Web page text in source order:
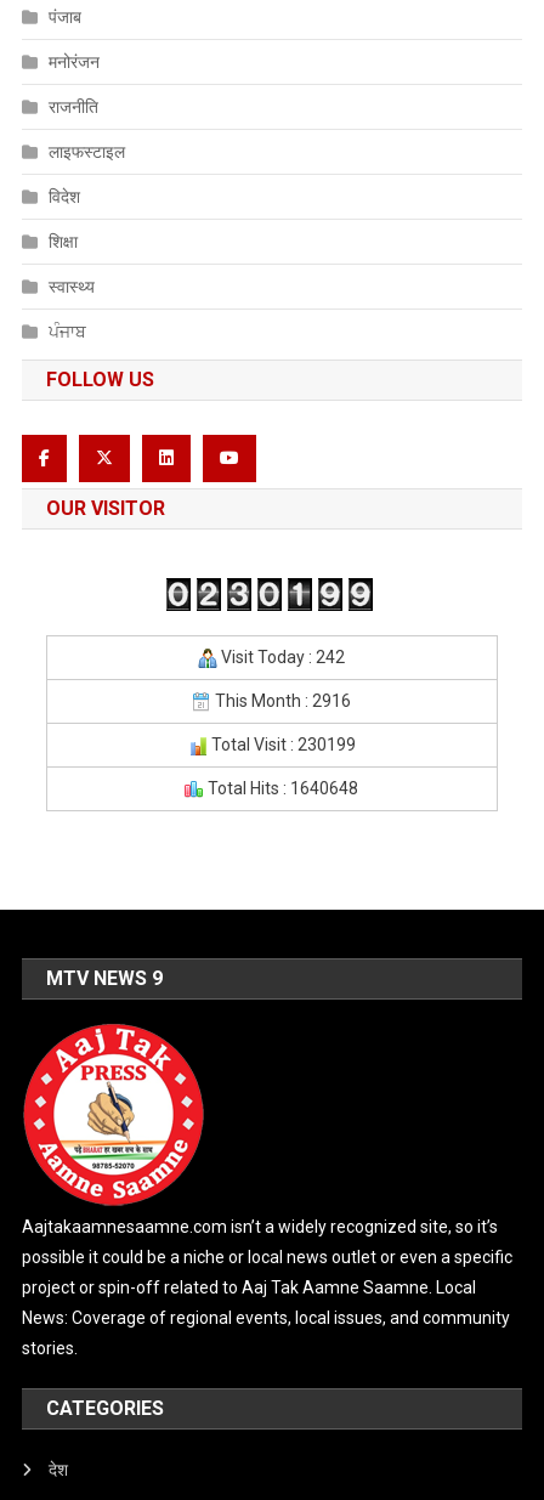
पंजाब
मनोरंजन
राजनीति
लाइफस्टाइल
विदेश
शिक्षा
स्वास्थ्य
ਪੰਜਾਬ
FOLLOW US
OUR VISITOR
Visit Today : 242
This Month : 2916
Total Visit : 230199
Total Hits : 1640648
MTV NEWS 9
Aajtakaamnesaamne.com isn’t a widely recognized site, so it’s
possible it could be a niche or local news outlet or even a specific
project or spin-off related to Aaj Tak Aamne Saamne. Local
News: Coverage of regional events, local issues, and community
stories.
CATEGORIES
देश